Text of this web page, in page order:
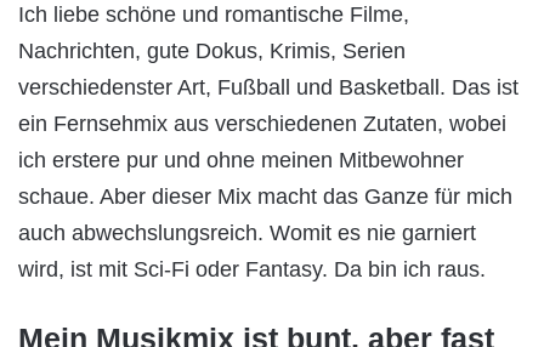
Ich liebe schöne und romantische Filme,
Nachrichten, gute Dokus, Krimis, Serien
verschiedenster Art, Fußball und Basketball. Das ist
ein Fernsehmix aus verschiedenen Zutaten, wobei
ich erstere pur und ohne meinen Mitbewohner
schaue. Aber dieser Mix macht das Ganze für mich
auch abwechslungsreich. Womit es nie garniert
wird, ist mit Sci-Fi oder Fantasy. Da bin ich raus.
Mein Musikmix ist bunt, aber fast